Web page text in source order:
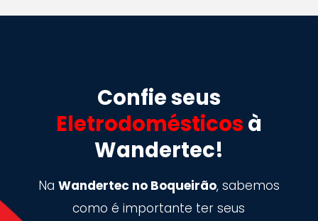
Confie seus
Eletrodomésticos à
Wandertec!
Na Wandertec no Boqueirão, sabemos
como é importante ter seus